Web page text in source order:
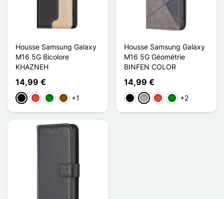
Housse Samsung Galaxy
M16 5G Bicolore
KHAZNEH
14,99 €
Schwarz
Rot GrünBraun
+1
Housse Samsung Galaxy
M16 5G Géométrie
BINFEN COLOR
14,99 €
Schwarz
GrauRot Grün+2